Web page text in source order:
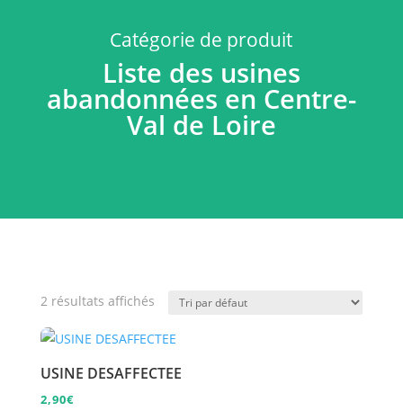
Catégorie de produit
Liste des usines
abandonnées en Centre-
Val de Loire
2 résultats affichés
USINE DESAFFECTEE
2,90€